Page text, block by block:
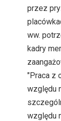
przez
ww.
kadry
"Praca z
względu
względu